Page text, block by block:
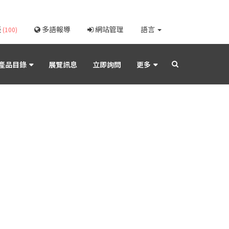
(100) 多語報導 網站管理 語言
品目錄 展覽訊息 立即詢問 更多